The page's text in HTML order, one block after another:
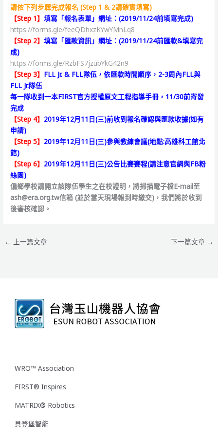
請依下列步驟完成報名 (Step 1 & 2請確實填寫)
【Step 1】填寫 「報名表單」網址：(2019/11/24前填寫完成)
https://forms.gle/feeQDhxzKYwYMnLq8
【Step 2】填寫 「匯款資訊」網址：(2019/11/24前匯款&填寫完
成)
https://forms.gle/RzbFS7jzubYkG42n9
【Step 3】 FLL Jr. & FLL隊伍，依匯款時間順序，2-3周內FLL與
FLL Jr.隊伍
每一隊收到一本FIRST官方授權原文工程指導手冊，11/30前寄發
完成
【Step 4】 2019年12月11日(三)前收到報名確認與匯款收據(如有
申請)
【Step 5】 2019年12月11日(三)參與教練會議(地點:高雄科工館北
館)
【Step 6】 2019年12月11日(三)公告比賽賽程(請注意官網與FB粉
絲團)
偏鄉學校請開立該隊伍學生之在校證明，將掃描電子檔E-mail至
ash@era.org.tw信箱 (並於當天現場報到時繳交)，我們將於收到
後審核確認。
← 上一篇文章 下一篇文章 →
WRO™ Association
FIRST® Inspires
MATRIX® Robotics
貝登堡智能